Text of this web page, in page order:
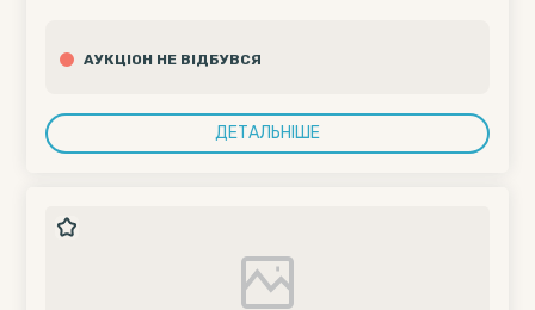
АУКЦІОН НЕ ВІДБУВСЯ
ДЕТАЛЬНІШЕ